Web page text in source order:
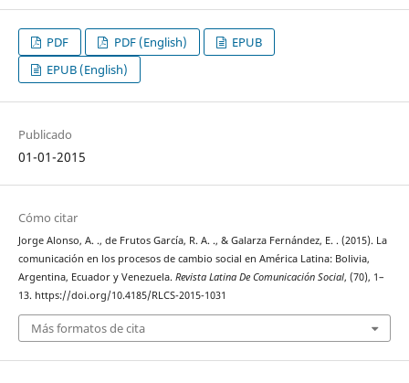
PDF PDF (English)
EPUB
EPUB (English)
Publicado
01-01-2015
Cómo citar
Jorge Alonso, A. ., de Frutos García, R. A. ., & Galarza Fernández, E. . (2015). La
comunicación en los procesos de cambio social en América Latina: Bolivia,
Argentina, Ecuador y Venezuela. Revista Latina De Comunicación Social, (70), 1–
13. https://doi.org/10.4185/RLCS-2015-1031
Más formatos de cita